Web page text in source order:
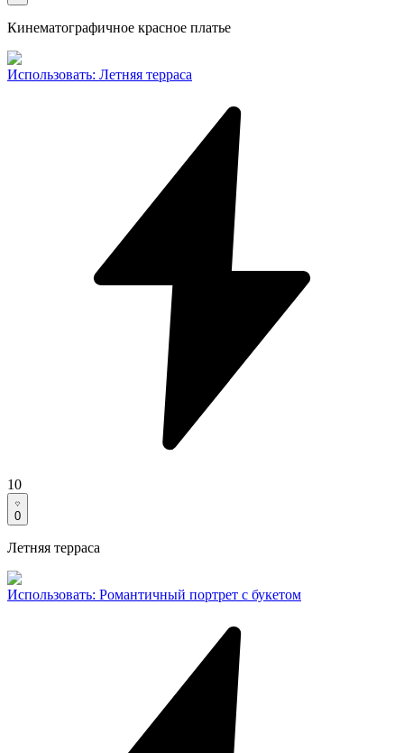
Кинематографичное красное платье
Использовать: Летняя терраса
10
0
Летняя терраса
Использовать: Романтичный портрет с букетом